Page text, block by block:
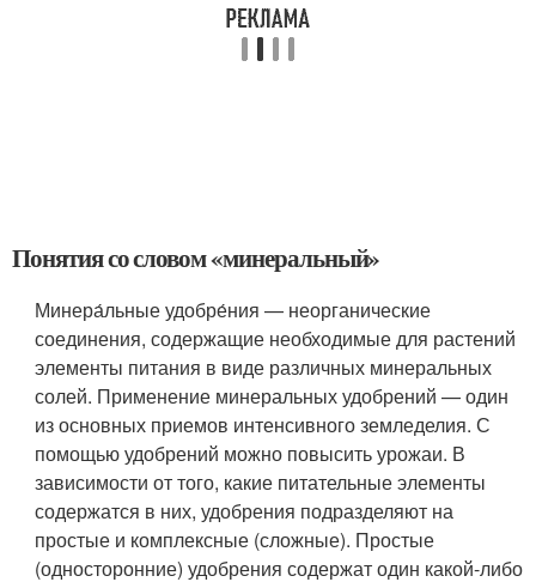
Понятия со словом «минеральный»
Минера́льные удобре́ния — неорганические
соединения, содержащие необходимые для растений
элементы питания в виде различных минеральных
солей. Применение минеральных удобрений — один
из основных приемов интенсивного земледелия. С
помощью удобрений можно повысить урожаи. В
зависимости от того, какие питательные элементы
содержатся в них, удобрения подразделяют на
простые и комплексные (сложные). Простые
(односторонние) удобрения содержат один какой-либо